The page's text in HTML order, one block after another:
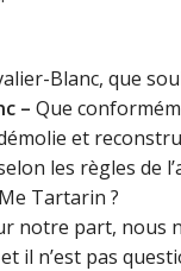
Blanc, que
– Que
et
les règles de
Tartarin ?
notre part, nous
il n’est pas